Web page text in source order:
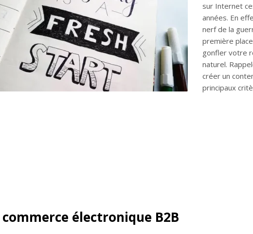
sur Internet
années. En
nerf de la
première
gonfler votre
naturel.
créer un
principaux
électronique B2B